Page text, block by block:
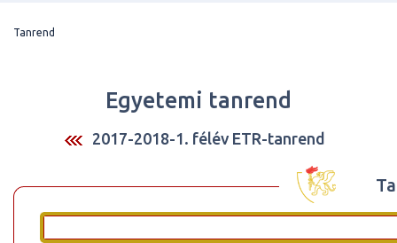
Tanrend
Egyetemi tanrend
2017-2018-1. félév ETR-tanrend